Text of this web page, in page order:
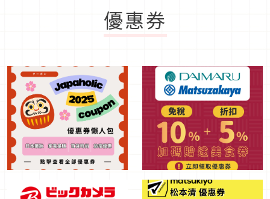
優惠券